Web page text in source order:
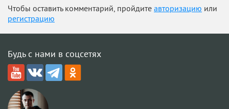
Чтобы оставить комментарий, пройдите авторизацию или
регистрацию
Будь с нами в соцсетях